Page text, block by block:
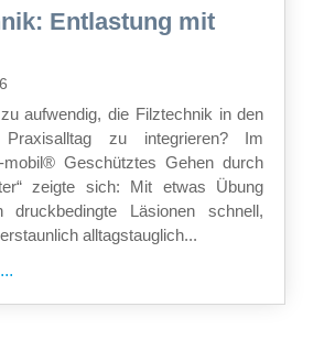
Entlastung mit
aufwendig, die Filztechnik in den
Praxisalltag zu integrieren? Im
mobil® Geschütztes Gehen durch
zeigte sich: Mit etwas Übung
druckbedingte Läsionen schnell,
alltagstauglich...